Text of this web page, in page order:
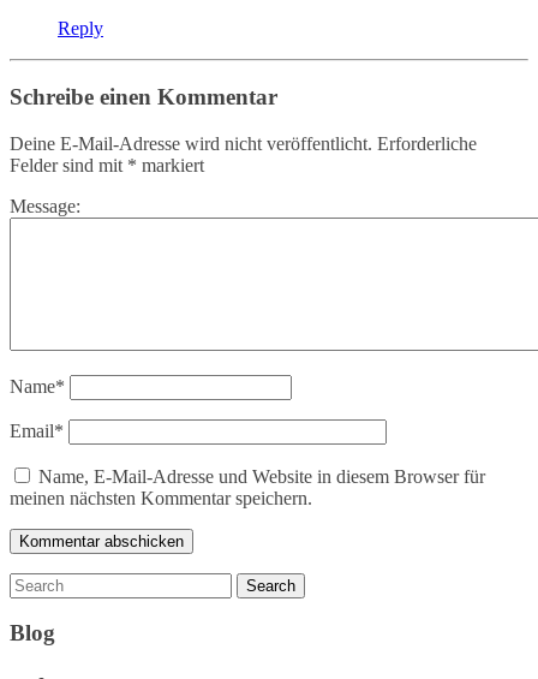
Reply
Schreibe einen Kommentar
Deine E-Mail-Adresse wird nicht veröffentlicht. Erforderliche
Felder sind mit * markiert
Message:
Name*
Email*
Name, E-Mail-Adresse und Website in diesem Browser für
meinen nächsten Kommentar speichern.
Blog